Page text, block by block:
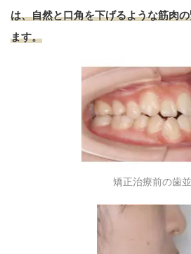
は、自然と口角を下げるような筋肉
ます。
矯正治療前の歯